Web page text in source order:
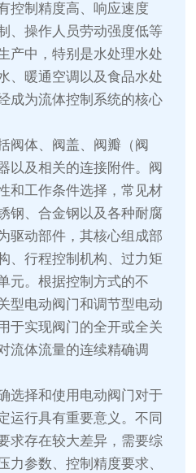
控制精度高、响应速度
、操作人员劳动强度低等
产中，特别是水处理水处
、暖通空调以及食品水处
成为流体控制系统的核心
阀体、阀盖、阀瓣（阀
以及相关的连接附件。阀
和工作条件选择，常见材
钢、合金钢以及各种耐腐
驱动部件，其核心组成部
、行程控制机构、过力矩
元。根据控制方式的不
型电动阀门和调节型电动
于实现阀门的全开或全关
流体流量的连续精确调
选择和使用电动阀门对于
运行具有重要意义。不同
求存在较大差异，需要综
力参数、控制精度要求、